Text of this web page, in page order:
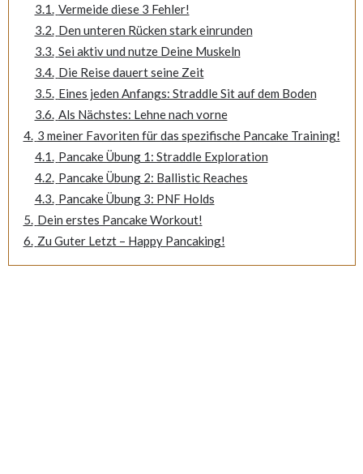
3.1. Vermeide diese 3 Fehler!
3.2. Den unteren Rücken stark einrunden
3.3. Sei aktiv und nutze Deine Muskeln
3.4. Die Reise dauert seine Zeit
3.5. Eines jeden Anfangs: Straddle Sit auf dem Boden
3.6. Als Nächstes: Lehne nach vorne
4. 3 meiner Favoriten für das spezifische Pancake Training!
4.1. Pancake Übung 1: Straddle Exploration
4.2. Pancake Übung 2: Ballistic Reaches
4.3. Pancake Übung 3: PNF Holds
5. Dein erstes Pancake Workout!
6. Zu Guter Letzt – Happy Pancaking!